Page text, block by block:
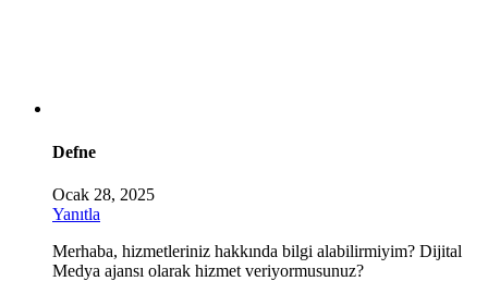
Defne
Ocak 28, 2025
Yanıtla
Merhaba, hizmetleriniz hakkında bilgi alabilirmiyim? Dijital
Medya ajansı olarak hizmet veriyormusunuz?